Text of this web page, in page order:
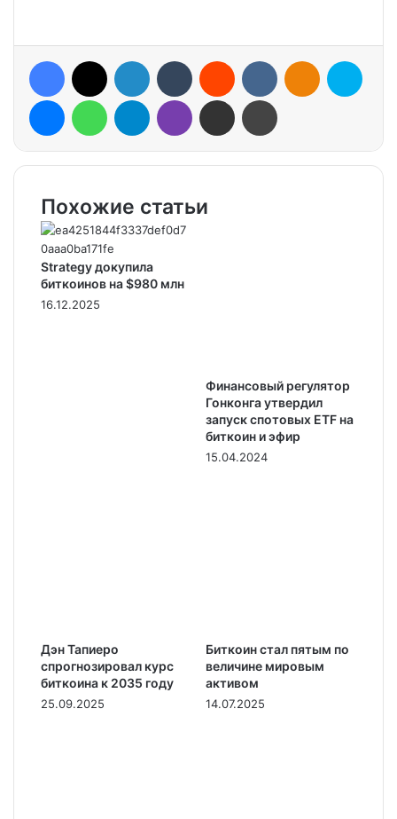
Похожие статьи
Strategy докупила
биткоинов на $980 млн
16.12.2025
Финансовый регулятор
Гонконга утвердил
запуск спотовых ETF на
биткоин и эфир
15.04.2024
Дэн Тапиеро
спрогнозировал курс
биткоина к 2035 году
25.09.2025
Биткоин стал пятым по
величине мировым
активом
14.07.2025